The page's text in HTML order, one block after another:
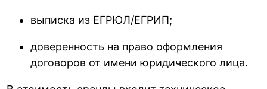
выписка из ЕГРЮЛ/ЕГРИП;
доверенность на право оформления
договоров от имени юридического лица.